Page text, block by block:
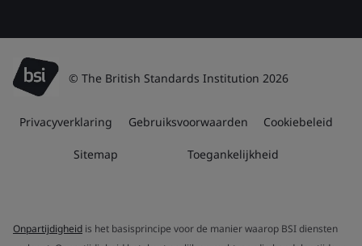
© The British Standards Institution 2026
Privacyverklaring Gebruiksvoorwaarden Cookiebeleid
Sitemap Toegankelijkheid
Onpartijdigheid is het basisprincipe voor de manier waarop BSI diensten